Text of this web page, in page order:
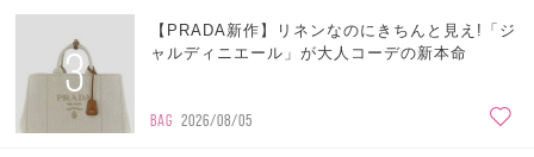
3
【PRADA新作】リネンなのにきちんと見え!「ジ
ャルディニエール」が大人コーデの新本命
BAG 2026/08/05